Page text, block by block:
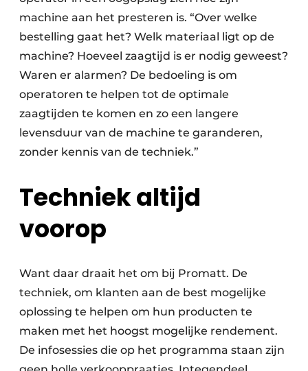
machine aan het presteren is. “Over welke
bestelling gaat het? Welk materiaal ligt op de
machine? Hoeveel zaagtijd is er nodig geweest?
Waren er alarmen? De bedoeling is om
operatoren te helpen tot de optimale
zaagtijden te komen en zo een langere
levensduur van de machine te garanderen,
zonder kennis van de techniek.”
Techniek altijd
voorop
Want daar draait het om bij Promatt. De
techniek, om klanten aan de best mogelijke
oplossing te helpen om hun producten te
maken met het hoogst mogelijke rendement.
De infosessies die op het programma staan zijn